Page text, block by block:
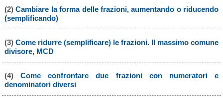
(2)Cambiare la forma delle frazioni, aumentando o riducendo
(semplificando)
(3) Come ridurre (semplificare) le frazioni. Il massimo comune
divisore, MCD
(4) Come confrontare due frazioni con numeratori e
denominatori diversi